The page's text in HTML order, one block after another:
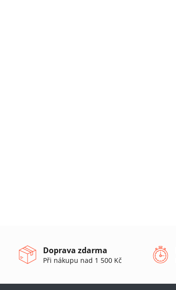
Doprava zdarma
Při nákupu nad 1 500 Kč